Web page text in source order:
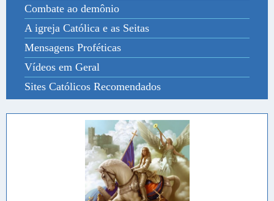
Combate ao demônio
A igreja Católica e as Seitas
Mensagens Proféticas
Vídeos em Geral
Sites Católicos Recomendados